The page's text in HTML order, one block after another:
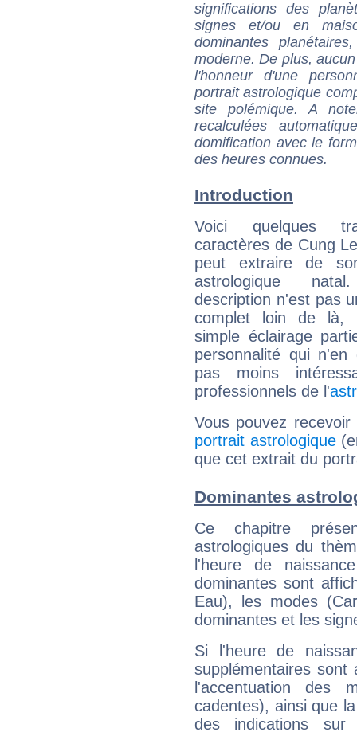
significations des
signes et/ou en
dominantes
moderne. De plus,
l'honneur d'une
portrait astrologique
site polémique. A
recalculées
domification avec le
des heures connues.
Introduction
Voici quelques
caractères de Cung
peut extraire de
astrologique
description n'est pas
complet loin de là,
simple éclairage
personnalité qui n'en
pas moins
professionnels de l'
Vous pouvez
portrait astrologique
que cet extrait du
Dominantes
Ce chapitre
astrologiques du
l'heure de
dominantes sont
Eau), les modes
dominantes et les
Si l'heure de
supplémentaires sont
l'accentuation des
cadentes), ainsi que
des indications sur